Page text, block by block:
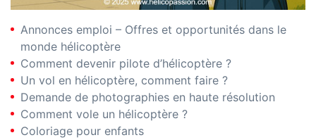
Annonces emploi – Offres et opportunités dans le
monde hélicoptère
Comment devenir pilote d’hélicoptère ?
Un vol en hélicoptère, comment faire ?
Demande de photographies en haute résolution
Comment vole un hélicoptère ?
Coloriage pour enfants